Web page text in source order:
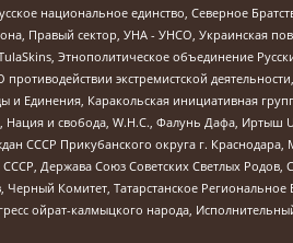
национальное единство, Северное
Правый сектор, УНА - УНСО, Украинская
Этнополитическое объединение
экстремистской
Единения, Каракольская инициативная
Нация и свобода, W.H.С., Фалунь Дафа, Иртыш
Прикубанского округа г. Краснодара,
Держава Союз Советских Светлых Родов,
Комитет, Татарстанское Региональное
ойрат-калмыцкого народа,